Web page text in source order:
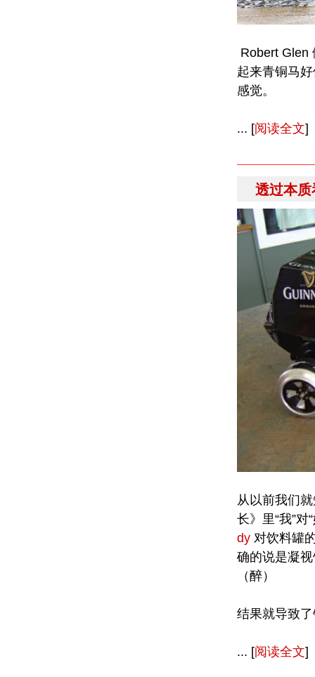
Robert Glen
起来青铜马
感觉。
... [阅读全文]
透过本质
从以前我们
长》里“我”对
dy 对饮料罐
确的说是凝
（醉）
结果就导致
... [阅读全文]